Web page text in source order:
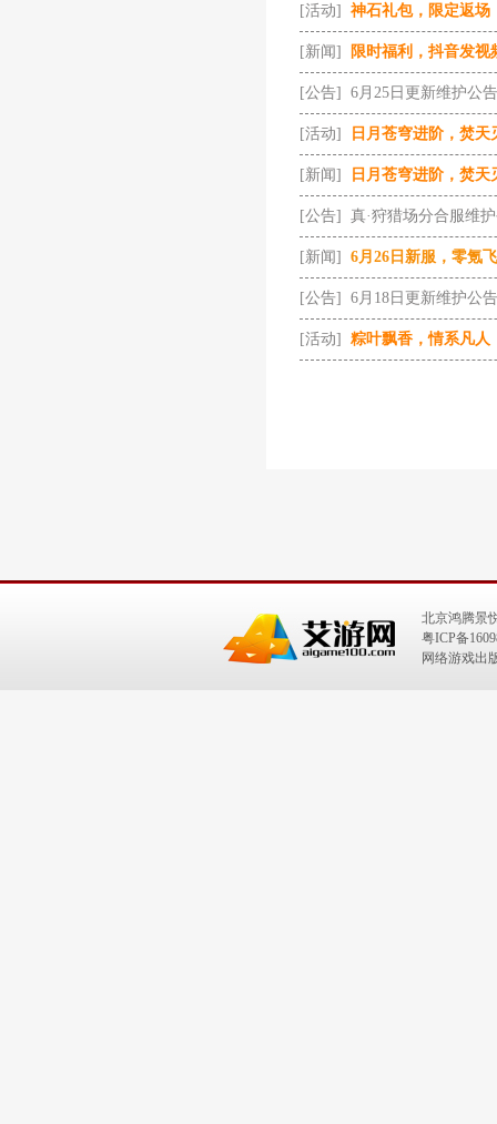
[活动] 神石礼包，限定返场
[新闻] 限时福利，抖音发视
[公告] 6月25日更新维护公告
[活动] 日月苍穹进阶，焚天
[新闻] 日月苍穹进阶，焚天
[公告] 真·狩猎场分合服维
[新闻] 6月26日新服，零氪
[公告] 6月18日更新维护公告
[活动] 粽叶飘香，情系凡人
北京鸿腾景
粤ICP备
网络游戏出